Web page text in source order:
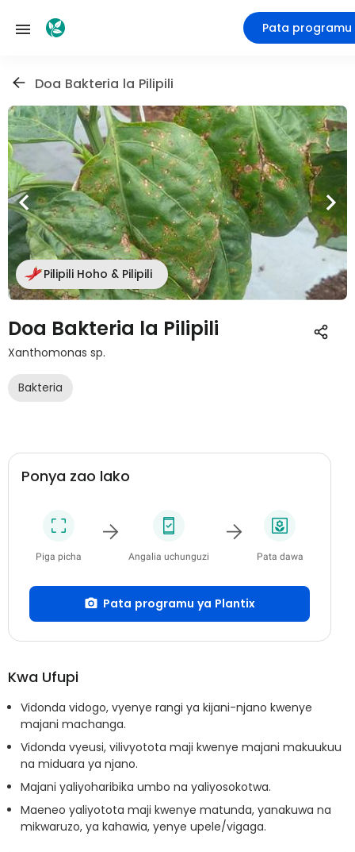
Pata programu
Doa Bakteria la Pilipili
Pilipili Hoho & Pilipili
Doa Bakteria la Pilipili
Xanthomonas sp.
Bakteria
Ponya zao lako
Piga picha Angalia uchunguzi Pata dawa
Pata programu ya Plantix
Kwa Ufupi
Vidonda vidogo, vyenye rangi ya kijani-njano kwenye
majani machanga.
Vidonda vyeusi, vilivyotota maji kwenye majani makuukuu
na miduara ya njano.
Majani yaliyoharibika umbo na yaliyosokotwa.
Maeneo yaliyotota maji kwenye matunda, yanakuwa na
mikwaruzo, ya kahawia, yenye upele/vigaga.